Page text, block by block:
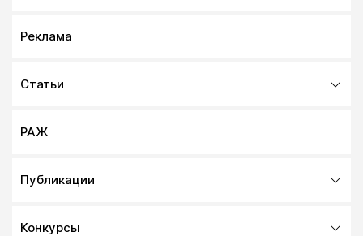
Реклама
Статьи
РАЖ
Публикации
Конкурсы